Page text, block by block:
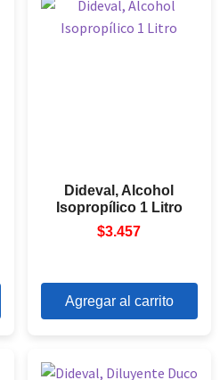
Dideval, Alcohol
Isopropílico 1 Litro
$3.457
Agregar al carrito